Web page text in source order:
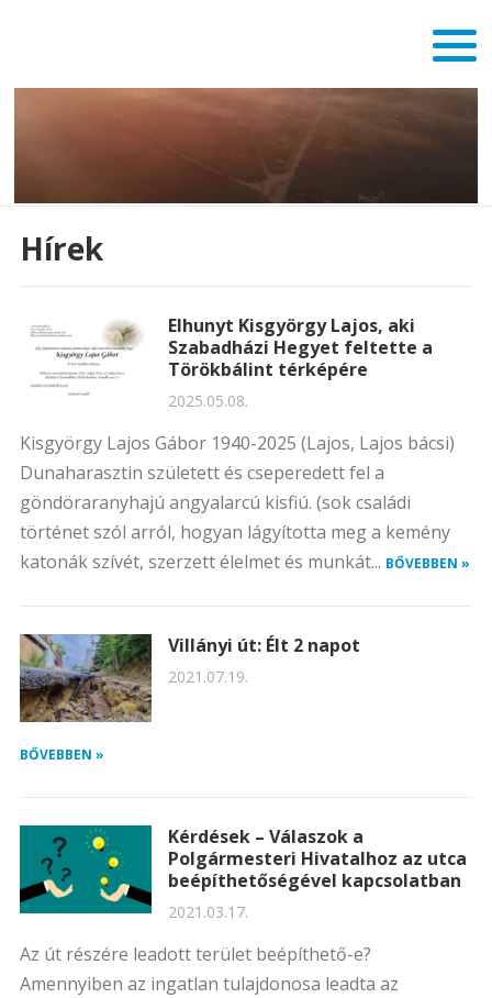
Hírek
Elhunyt Kisgyörgy Lajos, aki
Szabadházi Hegyet feltette a
Törökbálint térképére
2025.05.08.
Kisgyörgy Lajos Gábor 1940-2025 (Lajos, Lajos bácsi)
Dunaharasztin született és cseperedett fel a
göndöraranyhajú angyalarcú kisfiú. (sok családi
történet szól arról, hogyan lágyította meg a kemény
katonák szívét, szerzett élelmet és munkát... BŐVEBBEN »
Villányi út: Élt 2 napot
2021.07.19.
BŐVEBBEN »
Kérdések – Válaszok a
Polgármesteri Hivatalhoz az utca
beépíthetőségével kapcsolatban
2021.03.17.
Az út részére leadott terület beépíthető-e?
Amennyiben az ingatlan tulajdonosa leadta az